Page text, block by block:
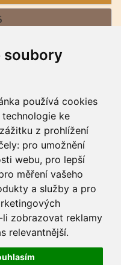
soubory
používá cookies
ke
z prohlížení
pro umožnění
webu, pro lepší
měření vašeho
a služby a pro
li zobrazovat reklamy
relevantnější.
4 - střední sklon / jih
půdy:
skeletovitá /
hluboká
zemědělské
v. v. i., 2024,